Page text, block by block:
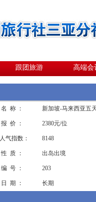
跟团旅游 高端会
名 称 ： 新加坡-马来西亚五
报 价 ： 2380元/位
人气指数： 8148
性 质 ： 出岛出境
编 号 ： 203
日 期 ： 长期